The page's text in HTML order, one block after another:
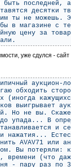
быть последней,
десятки
ты не можешь.
в магазине с
цену за
уже сдулся -
аукцион-
обходить
(иногда
выигрывает
Но не вы.
упада... В
и
нажатия...
AVAV71 или
Вы потеряли:
времени (что
- пару раз по